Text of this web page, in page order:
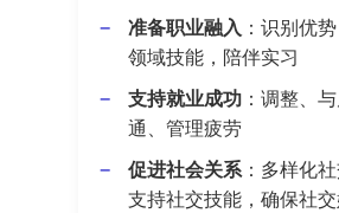
准备职业融入 ：识别优
领域技能，陪伴实习
支持就业成功 ：调整、
通、管理疲劳
促进社会关系：多样化社
支持社交技能，确保社